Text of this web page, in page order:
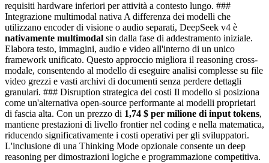
requisiti hardware inferiori per attività a contesto lungo. ###
Integrazione multimodal nativa A differenza dei modelli che
utilizzano encoder di visione o audio separati, DeepSeek v4 è
nativamente multimodal sin dalla fase di addestramento iniziale.
Elabora testo, immagini, audio e video all'interno di un unico
framework unificato. Questo approccio migliora il reasoning cross-
modale, consentendo al modello di eseguire analisi complesse su file
video grezzi e vasti archivi di documenti senza perdere dettagli
granulari. ### Disruption strategica dei costi Il modello si posiziona
come un'alternativa open-source performante ai modelli proprietari
di fascia alta. Con un prezzo di 1,74 $ per milione di input tokens,
mantiene prestazioni di livello frontier nel coding e nella matematica,
riducendo significativamente i costi operativi per gli sviluppatori.
L'inclusione di una Thinking Mode opzionale consente un deep
reasoning per dimostrazioni logiche e programmazione competitiva.